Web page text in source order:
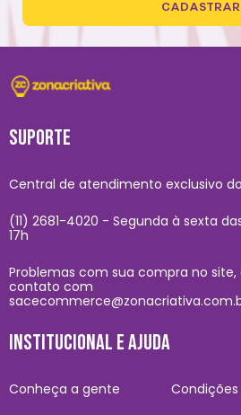
CADASTRAR
SUPORTE
Central de atendimento exclusivo
(11) 2681-4020 - Segunda à sexta
17h
Problemas com sua compra no
contato com
INSTITUCIONAL E AJUDA
Conheça a gente Condições